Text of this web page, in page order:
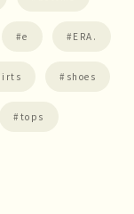
e ERA.
shoes
tops